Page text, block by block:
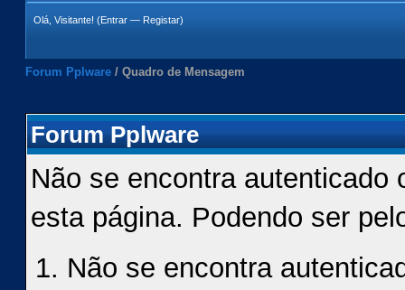
Olá, Visitante! (Entrar — Registar)
Forum Pplware / Quadro de Mensagem
Forum Pplware
Não se encontra autenticado
esta página. Podendo ser
Não se encontra